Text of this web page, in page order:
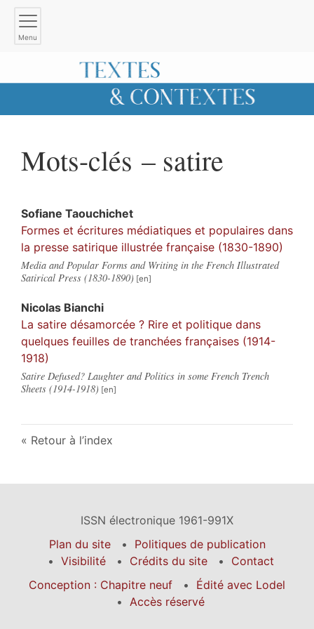
Menu
Mots-clés – satire
Sofiane Taouchichet
Formes et écritures médiatiques et populaires dans
la presse satirique illustrée française (1830-1890)
Media and Popular Forms and Writing in the French Illustrated
Satirical Press (1830-1890)
Nicolas Bianchi
La satire désamorcée ? Rire et politique dans
quelques feuilles de tranchées françaises (1914-
1918)
Satire Defused? Laughter and Politics in some French Trench
Sheets (1914-1918)
Retour à l’index
ISSN électronique 1961-991X
Plan du site
Politiques de publication
Visibilité
Crédits du site
Contact
Conception : Chapitre neuf
Édité avec Lodel
Accès réservé